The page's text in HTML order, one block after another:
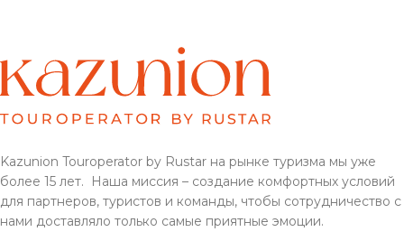
Kazunion Touroperator by Rustar на рынке туризма мы уже
более 15 лет. Наша миссия – создание комфортных условий
для партнеров, туристов и команды, чтобы сотрудничество с
нами доставляло только самые приятные эмоции.